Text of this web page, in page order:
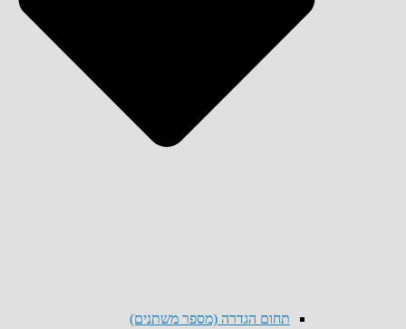
תחום הגדרה (מספר משתנים)